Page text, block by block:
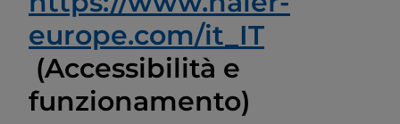
europe.com/it_IT
(Accessibilità e
funzionamento)